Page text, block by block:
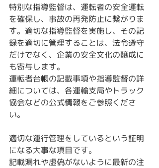
特別な指導監督は、運転者の安全運転
を確保し、事故の再発防止に繋がりま
す。適切な指導監督を実施し、その記
録を適切に管理することは、法令遵守
だけでなく、企業の安全文化の醸成に
も寄与します。
運転者台帳の記載事項や指導監督の詳
細については、各運輸支局やトラック
協会などの公式情報をご参照くださ
い。
適切な運行管理をしているという証明
になる大事な項目です。
記載漏れや虚偽がないように最新の注